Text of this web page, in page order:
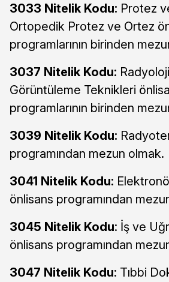
3033 Nitelik Kodu: Protez
Ortopedik Protez ve Ortez
programlarının birinden
3037 Nitelik Kodu:
Görüntüleme Teknikleri
programlarının birinden
3039 Nitelik Kodu:
programından mezun olmak.
3041 Nitelik Kodu:
önlisans programından
3045 Nitelik Kodu: İş ve
önlisans programından
3047 Nitelik Kodu: Tıbbi